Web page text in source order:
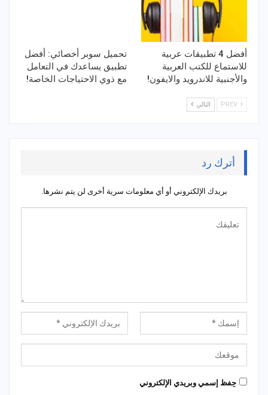
أفضل 4 تطبيقات عربية
للاستماع للكتب العربية
والأجنبية للاندرويد والايفون!
تحميل سوبر أخصائي: أفضل
تطبيق يساعدك في التعامل
مع ذوي الاحتياجات الخاصة!
التالي
أترك رد
بريدك الإلكتروني أو أي معلومات سرية أخرى لن يتم نشرها.
حِفظ إسمي وبريدي الإلكتروني